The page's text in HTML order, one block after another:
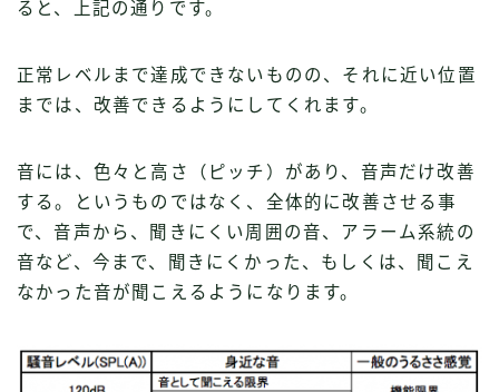
ると、上記の通りです。
正常レベルまで達成できないものの、それに近い位置
までは、改善できるようにしてくれます。
音には、色々と高さ（ピッチ）があり、音声だけ改善
する。というものではなく、全体的に改善させる事
で、音声から、聞きにくい周囲の音、アラーム系統の
音など、今まで、聞きにくかった、もしくは、聞こえ
なかった音が聞こえるようになります。